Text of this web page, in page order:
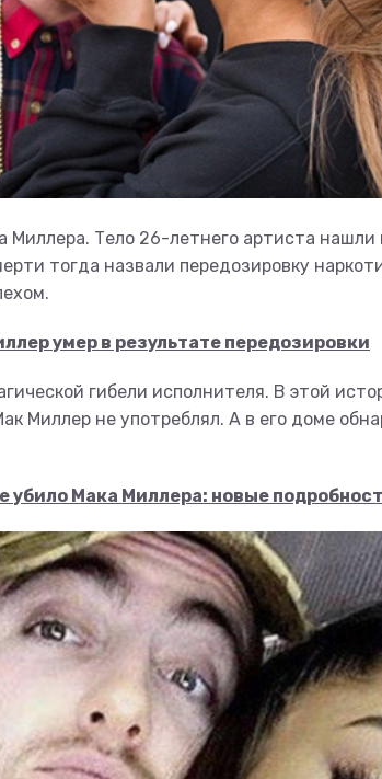
Миллера. Тело 26-летнего артиста нашли
тогда назвали передозировку
умер в результате передозировки
гибели исполнителя. В этой
Миллер не употреблял. А в его доме
убило Мака Миллера: новые